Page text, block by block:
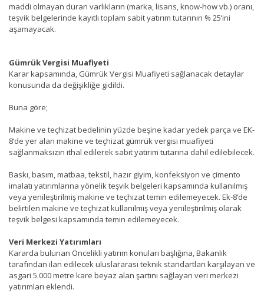
maddi olmayan duran varlıkların (marka, lisans, know-how vb.) oranı,
teşvik belgelerinde kayıtlı toplam sabit yatırım tutarının % 25’ini
aşamayacak.
Gümrük Vergisi Muafiyeti
Karar kapsamında, Gümrük Vergisi Muafiyeti sağlanacak detaylar
konusunda da değişikliğe gidildi.
Buna göre;
Makine ve teçhizat bedelinin yüzde beşine kadar yedek parça ve EK-
8’de yer alan makine ve teçhizat gümrük vergisi muafiyeti
sağlanmaksızın ithal edilerek sabit yatırım tutarına dahil edilebilecek.
Baskı, basım, matbaa, tekstil, hazır giyim, konfeksiyon ve çimento
imalatı yatırımlarına yönelik teşvik belgeleri kapsamında kullanılmış
veya yenileştirilmiş makine ve teçhizat temin edilemeyecek. Ek-8’de
belirtilen makine ve teçhizat kullanılmış veya yenileştirilmiş olarak
teşvik belgesi kapsamında temin edilemeyecek.
Veri Merkezi Yatırımları
Kararda bulunan Öncelikli yatırım konuları başlığına, Bakanlık
tarafından ilan edilecek uluslararası teknik standartları karşılayan ve
asgari 5.000 metre kare beyaz alan şartını sağlayan veri merkezi
yatırımları eklendi.